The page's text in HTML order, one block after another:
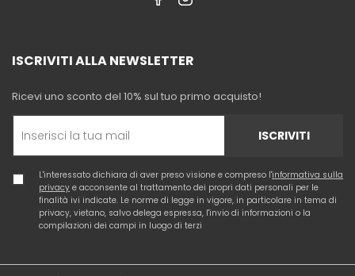
ISCRIVITI ALLA NEWSLETTER
Ricevi uno sconto del 10% sul tuo primo acquisto!
ISCRIVITI
L'interessato dichiara di aver preso visione e compreso l'informativa sulla
privacy e acconsente al trattamento dei propri dati personali per le
finalità ivi indicate. Le norme di legge in vigore, in particolare in tema di
privacy, vietano, salvo delega espressa, l'invio di informazioni o la
compilazioni dei campi in luogo di terzi